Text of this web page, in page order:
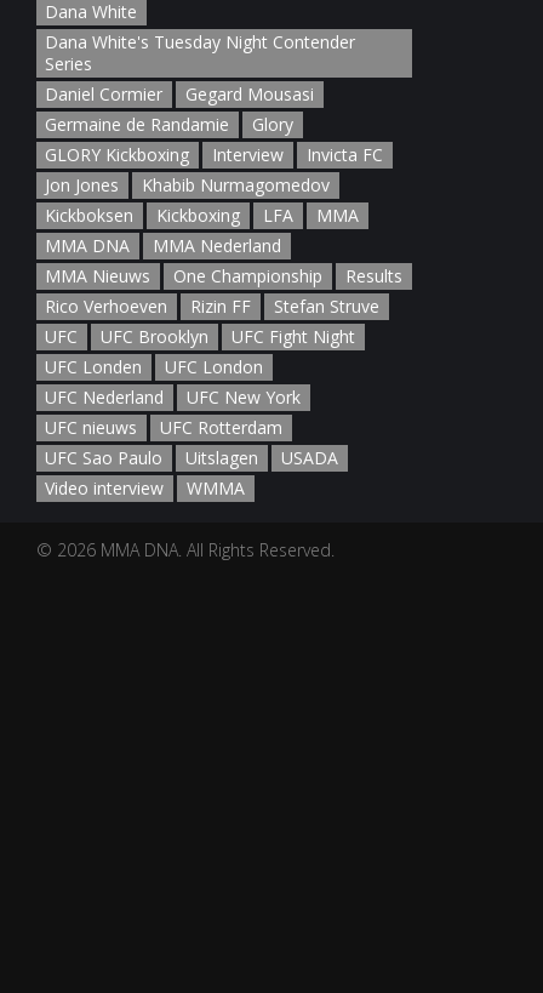
Dana White
Dana White's Tuesday Night Contender
Series
Daniel Cormier
Gegard Mousasi
Germaine de Randamie
Glory
GLORY Kickboxing
Interview
Invicta FC
Jon Jones
Khabib Nurmagomedov
Kickboksen
Kickboxing LFA
MMA
MMA DNA
MMA Nederland
MMA Nieuws
One Championship
Results
Rico Verhoeven
Rizin FF
Stefan Struve
UFC
UFC Brooklyn
UFC Fight Night
UFC Londen
UFC London
UFC Nederland
UFC New York
UFC nieuws
UFC Rotterdam
UFC Sao Paulo
Uitslagen
USADA
Video interview
WMMA
© 2026 MMA DNA. All Rights Reserved.